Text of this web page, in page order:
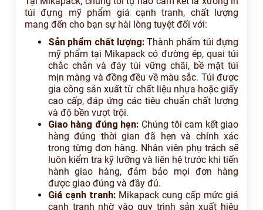
túi đựng mỹ phẩm giá cạnh tranh, chất lượng
mang đến cho bạn sự hài lòng tuyệt đối với:
Sản phẩm chất lượng:Thành phẩm túi đựng
mỹ phẩm tại Mikapack có đường ép, quai túi
chắc chắn và đáy túi vững chãi, bề mặt túi
mịn màng và đồng đều về màu sắc. Túi được
gia công sản xuất từ chất liệu nhựa hoặc giấy
cao cấp, đáp ứng các tiêu chuẩn chất lượng
và độ bền vượt trội.
Giao hàng đúng hẹn: Chúng tôi cam kết giao
hàng đúng thời gian đã hẹn và chính xác
trong từng đơn hàng. Nhân viên phụ trách sẽ
luôn kiểm tra kỹ lưỡng và liên hệ trước khi tiến
hành giao hàng, đảm bảo mọi đơn hàng
được giao đúng và đầy đủ.
Giá cạnh tranh:Mikapack cung cấp mức giá
cạnh tranh nhờ vào quy trình sản xuất hiệu